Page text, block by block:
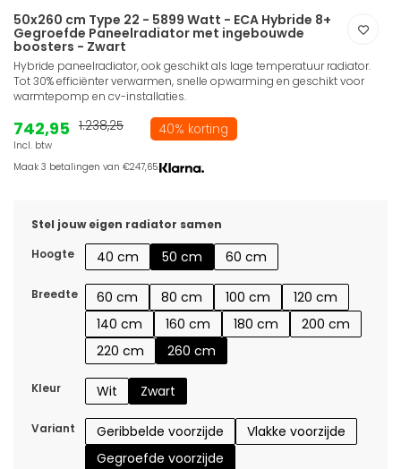
50x260 cm Type 22 - 5899 Watt - ECA Hybride 8+
Gegroefde Paneelradiator met ingebouwde
boosters - Zwart
Hybride paneelradiator, ook geschikt als lage temperatuur radiator.
Tot 30% efficiënter verwarmen, snelle opwarming en geschikt voor
warmtepomp en cv-installaties.
742,95
Incl. btw
1.238,25 40% korting
Maak 3 betalingen van €247,65.
Stel jouw eigen radiator samen
Hoogte
40 cm 50 cm 60 cm
Breedte 60 cm 80 cm 100 cm
120 cm
140 cm
160 cm 180 cm
200 cm
220 cm
260 cm
Kleur Wit Zwart
Variant Geribbelde voorzijde
Vlakke voorzijde
Gegroefde voorzijde